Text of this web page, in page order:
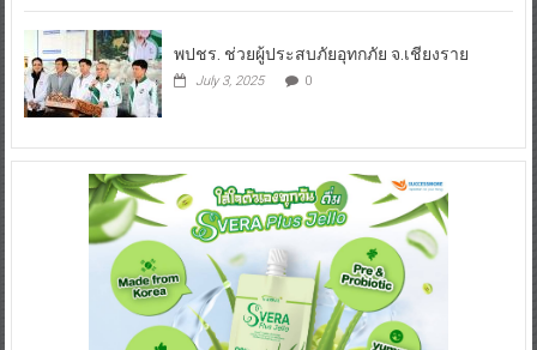
พปชร. ช่วยผู้ประสบภัยอุทกภัย จ.เชียงราย
July 3, 2025 0